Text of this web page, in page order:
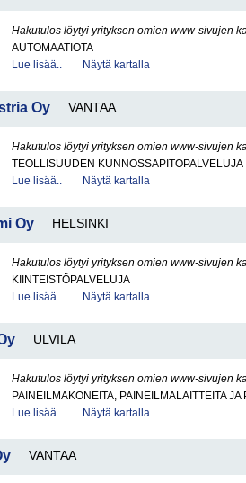
Hakutulos löytyi yrityksen omien www-sivujen
AUTOMAATIOTA
Lue lisää..
Näytä kartalla
Oy VANTAA
Hakutulos löytyi yrityksen omien www-sivujen
TEOLLISUUDEN KUNNOSSAPITOPALVELUJA
Lue lisää..
Näytä kartalla
Oy HELSINKI
Hakutulos löytyi yrityksen omien www-sivujen
KIINTEISTÖPALVELUJA
Lue lisää..
Näytä kartalla
ULVILA
Hakutulos löytyi yrityksen omien www-sivujen
PAINEILMAKONEITA, PAINEILMALAITTEITA
Lue lisää..
Näytä kartalla
VANTAA